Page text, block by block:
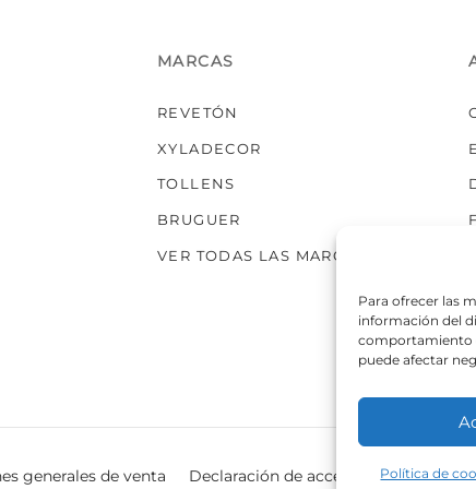
Para ofrecer las
información del
comportamiento
puede afectar
Política de
MARCAS
REVETÓN
XYLADECOR
TOLLENS
BRUGUER
VER TODAS LAS MARCAS
generales de venta Declaración de accesibilidad